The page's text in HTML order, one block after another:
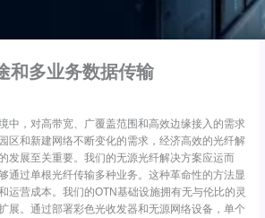
和多业务数据传输
中，对高带宽、广覆盖范围和高效边缘接入的需求
区和新建网络不断变化的需求，经济高效的光纤解
发展至关重要。我们的无源光纤解决方案应运而
通过单根光纤传输多种业务。这种革命性的方法显
运营成本。我们的OTN基础设施拥有无与伦比的灵
展。通过部署彩色光收发器和无源网络设备，单个